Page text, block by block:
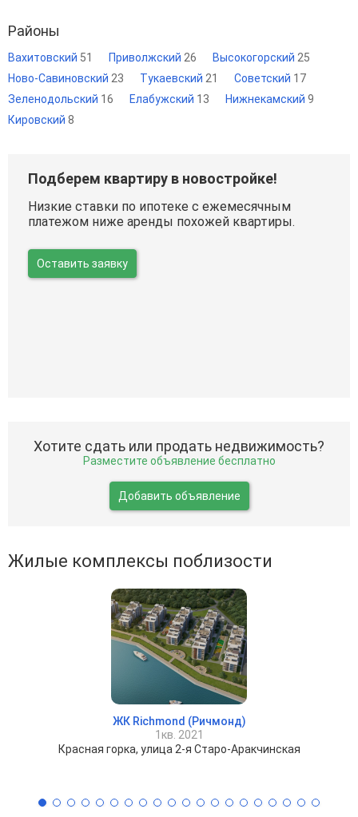
Районы
Вахитовский 51 Приволжский 26 Высокогорский 25
Ново-Савиновский 23 Тукаевский 21 Советский 17
Зеленодольский 16 Елабужский 13 Нижнекамский 9
Кировский 8
Подберем квартиру в новостройке!
Низкие ставки по ипотеке с ежемесячным
платежом ниже аренды похожей квартиры.
Оставить заявку
Хотите сдать или продать недвижимость?
Разместите объявление бесплатно
Добавить объявление
Жилые комплексы поблизости
ЖК Richmond (Ричмонд)
1кв. 2021
Красная горка, улица 2-я Старо-Аракчинская